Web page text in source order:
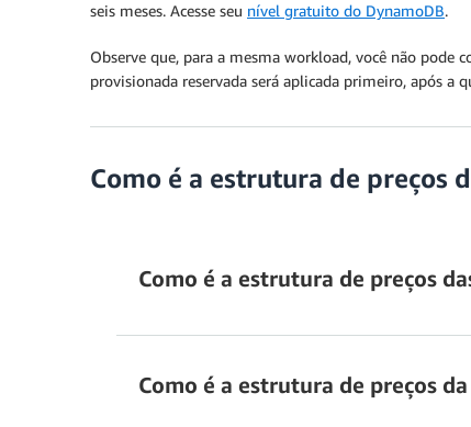
seis meses. Acesse seu nível gratuito do DynamoDB.
Observe que, para a mesma workload, você não pode
provisionada reservada será aplicada primeiro, após a
Como é a estrutura de preços
Como é a estrutura de preços
Como é a estrutura de preços